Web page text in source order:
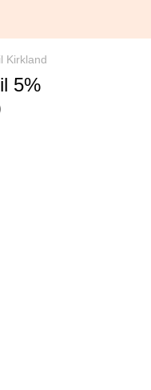
Kirkland
5%